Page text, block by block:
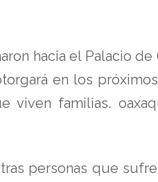
hacia el Palacio
en los
familias.
personas que